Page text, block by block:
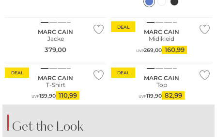
MARC CAIN
Jacke
379,00
DEAL
MARC CAIN
Midikleid
UVP269,00 160,99
DEAL
MARC CAIN
T-Shirt
UVP159,90 110,99
DEAL
MARC CAIN
Top
UVP119,90 82,99
Get the Look